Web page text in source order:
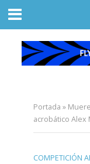
Portada »
acrobático Alex
COMPETICIÓN